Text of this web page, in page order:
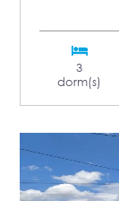
3
dorm(s)